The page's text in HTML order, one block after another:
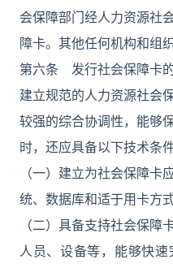
会保障部门经人力资源社
障卡。其他任何机构和组
第六条 发行社会保障卡
建立规范的人力资源社会
较强的综合协调性，能够
时，还应具备以下技术条件
（一）建立为社会保障卡
统、数据库和适于用卡方
（二）具备支持社会保障
人员、设备等，能够快